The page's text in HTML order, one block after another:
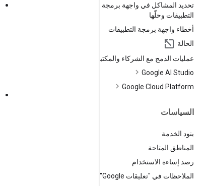
تحديد المشاكل في واجهة برمجة
التطبيقات وحلّها
أخطاء واجهة برمجة التطبيقات
الحالة
عمليات الدمج مع الشركاء والمكتبات
Google AI Studio
Google Cloud Platform
السياسات
بنود الخدمة
المناطق المتاحة
رصد إساءة الاستخدام
الملاحظات في "تعليقات Google"